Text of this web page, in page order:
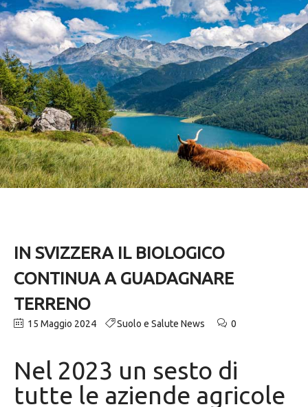
IN SVIZZERA IL BIOLOGICO
CONTINUA A GUADAGNARE
TERRENO
15 Maggio 2024 Suolo e Salute News 0
Nel 2023 un sesto di
tutte le aziende agricole